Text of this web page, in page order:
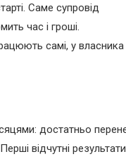
Саме супровід
час і гроші.
самі, у власника
достатньо
відчутні результати